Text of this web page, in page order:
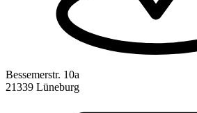
Bessemerstr. 10a
21339 Lüneburg